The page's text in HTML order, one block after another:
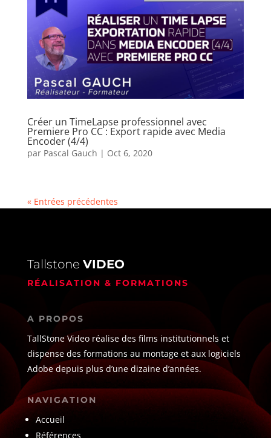
Créer un TimeLapse professionnel avec
Premiere Pro CC : Export rapide avec Media
Encoder (4/4)
par Pascal Gauch | Oct 6, 2020
« Entrées précédentes
Tallstone VIDEO
RÉALISATION & FORMATIONS
A PROPOS
TallStone Video réalise des films institutionnels et
dispense des formations au montage et aux logiciels
Adobe depuis plus d’une dizaine d’années.
NAVIGATION
Accueil
Références